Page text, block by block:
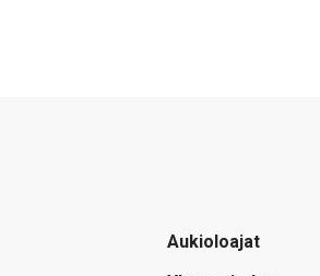
Aukioloajat